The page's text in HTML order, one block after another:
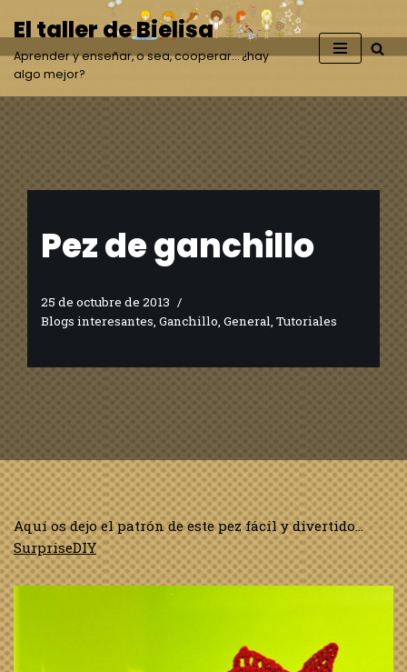
Saltar
al
contenido
El taller de Bielisa
Aprender y enseñar, o sea, cooperar… ¿hay
algo mejor?
Pez de ganchillo
25 de octubre de 2013
Blogs interesantes Ganchillo General Tutoriales
Aquí os dejo el patrón de este pez fácil y divertido…
SurpriseDIY